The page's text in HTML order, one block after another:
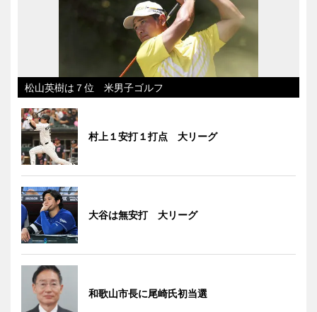
松山英樹は７位 米男子ゴルフ
村上１安打１打点 大リーグ
大谷は無安打 大リーグ
和歌山市長に尾崎氏初当選